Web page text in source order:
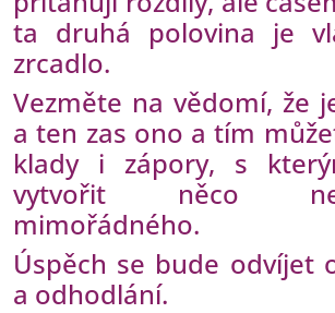
ta druhá polovina je
zrcadlo.
Vezměte na vědomí, že
a ten zas ono a tím
klady i zápory, s
vytvořit něco
mimořádného.
Úspěch se bude odvíjet
a odhodlání.